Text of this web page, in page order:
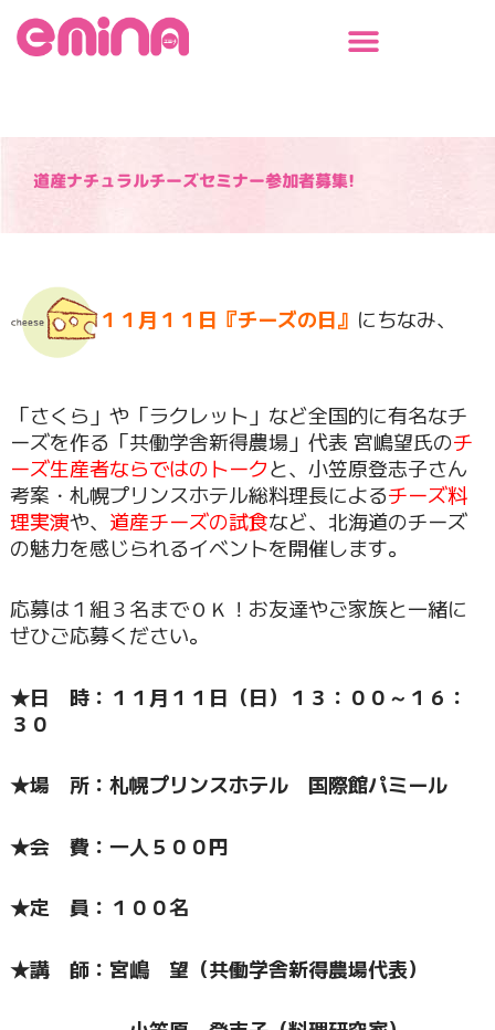
道産ナチュラルチーズセミナー参加者募集!
１１月１１日『チーズの日』 にちなみ、
「さくら」や「ラクレット」など全国的に有名なチ
ーズを作る「共働学舎新得農場」代表 宮嶋望氏のチ
ーズ生産者ならではのトークと、小笠原登志子さん
考案・札幌プリンスホテル総料理長によるチーズ料
理実演や、 道産チーズの試食など、北海道のチーズ
の魅力を感じられるイベントを開催します。
応募は１組３名までＯＫ！お友達やご家族と一緒に
ぜひご応募ください。
★日 時：１１月１１日（日）１３：００～１６：
３０
★場 所：札幌プリンスホテル 国際館パミール
★会 費：一人５００円
★定 員：１００名
★講 師：宮嶋 望（共働学舎新得農場代表）